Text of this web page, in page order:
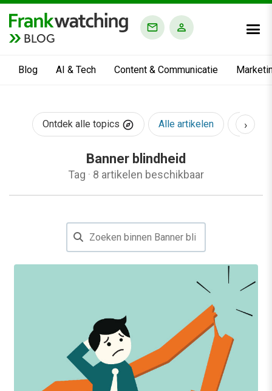
BLOG
Blog AI & Tech Content & Communicatie
Ontdek alle topics Alle artikelen AI &
›
Banner blindheid
Tag · 8 artikelen beschikbaar